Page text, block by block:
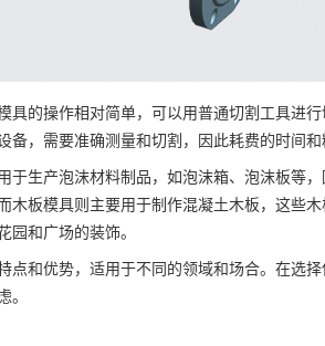
的操作相对简单，可以用普通切割工具进行
，需要准确测量和切割，因此耗费的时间和
产泡沫材料制品，如泡沫箱、泡沫板等，
木板模具则主要用于制作混凝土木板，这些
园和广场的装饰。
和优势，适用于不同的领域和场合。在选择
。